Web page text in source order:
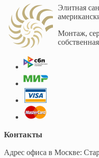
Элитная
Монтаж,
Контакты
Адрес офиса в Москве: